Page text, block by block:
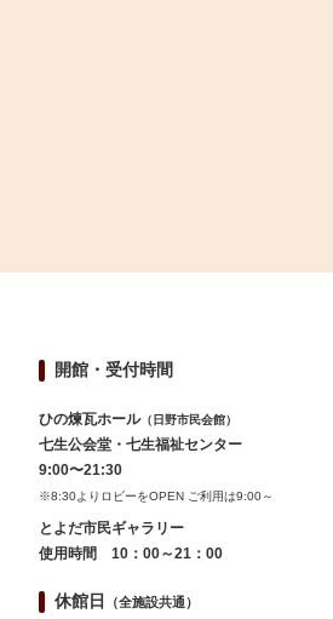
開館・受付時間
ひの煉瓦ホール（日野市民会館）
七生公会堂・七生福祉センター
9:00〜21:30
※8:30よりロビーをOPEN ご利用は9:00～
とよだ市民ギャラリー
使用時間 10：00～21：00
休館日 （全施設共通）